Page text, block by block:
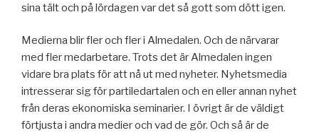
sina tält och på lördagen var det så gott som dött igen.
Medierna blir fler och fler i Almedalen. Och de närvarar
med fler medarbetare. Trots det är Almedalen ingen
vidare bra plats för att nå ut med nyheter. Nyhetsmedia
intresserar sig för partiledartalen och en eller annan nyhet
från deras ekonomiska seminarier. I övrigt är de väldigt
förtjusta i andra medier och vad de gör. Och så är de